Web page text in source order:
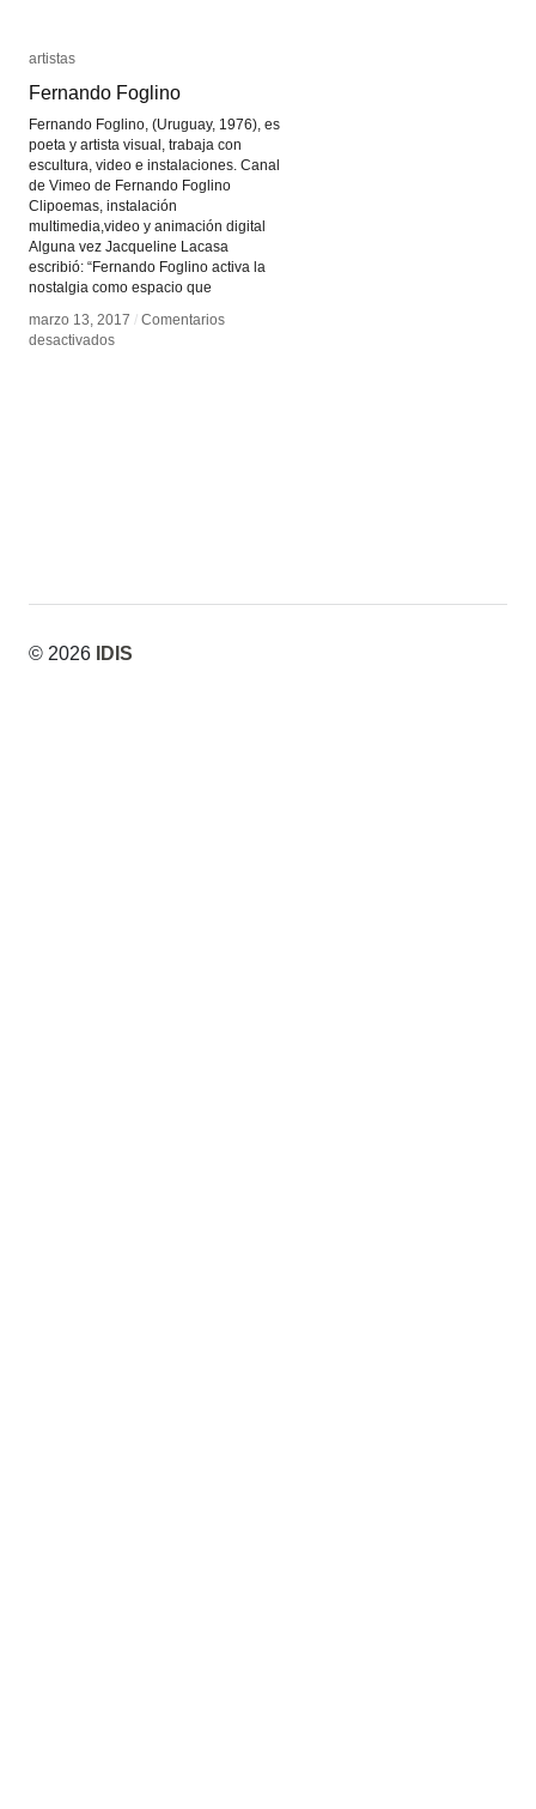
artistas
Fernando Foglino
Fernando Foglino, (Uruguay, 1976), es
poeta y artista visual, trabaja con
escultura, video e instalaciones. Canal
de Vimeo de Fernando Foglino
Clipoemas, instalación
multimedia,video y animación digital
Alguna vez Jacqueline Lacasa
escribió: “Fernando Foglino activa la
nostalgia como espacio que
marzo 13, 2017 / Comentarios
desactivadosen
artistas
Fernando Foglino
marzo 13, 2017 / Comentarios
desactivadosen
© 2026 IDIS